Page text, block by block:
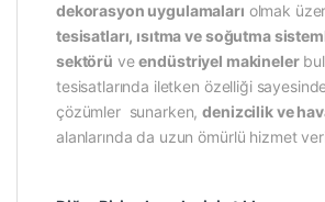
dekorasyon uygulamaları olmak
tesisatları, ısıtma ve soğutma
sektörü veendüstriyel makineler
tesisatlarında iletken özelliği
çözümler sunarken,denizcilik ve
alanlarında da uzun ömürlü hizmet